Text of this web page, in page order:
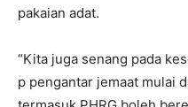
pakaian adat.
“Kita juga senang pada
p pengantar jemaat mulai